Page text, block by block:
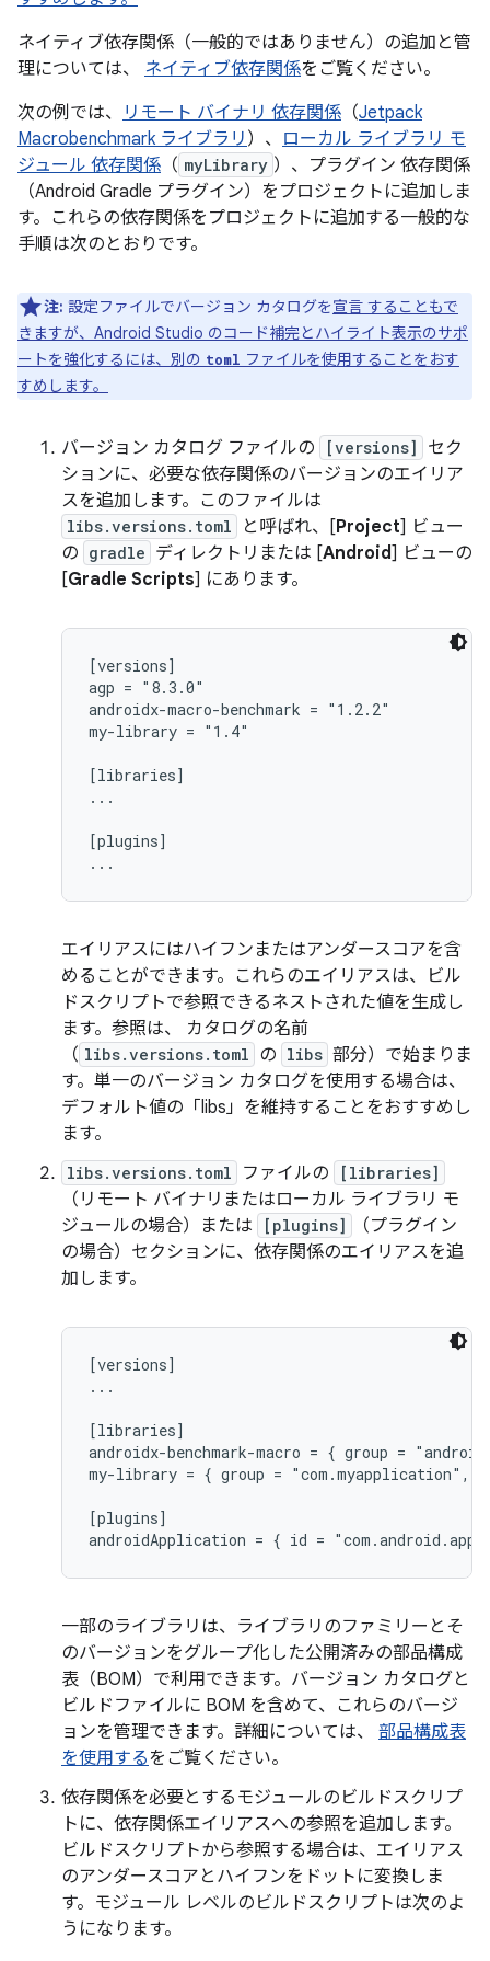
ネイティブ依存関係（一般的ではありません）の追加と管
理については、 ネイティブ依存関係をご覧ください。
次の例では、
リモート バイナリ 依存関係 （Jetpack
Macrobenchmark ライブラリ ）、 ローカル ライブラリ モ
ジュール 依存関係 （ myLibrary ）、プラグイン 依存関係
（Android Gradle プラグイン）をプロジェクトに追加しま
す。これらの依存関係をプロジェクトに追加する一般的な
手順は次のとおりです。
注: 設定ファイルでバージョン カタログを宣言 することもで
きますが、Android Studio のコード補完とハイライト表示のサポ
ートを強化するには、別の toml ファイルを使用することをおす
すめします。
バージョン カタログ ファイルの [versions]
セク
ションに、必要な依存関係のバージョンのエイリア
スを追加します。このファイルは
libs.versions.toml と呼ばれ、[Project] ビュー
の gradle ディレクトリまたは [Android] ビューの
[Gradle Scripts] にあります。
[versions]
agp = "8.3.0"
androidx-macro-benchmark = "1.2.2"
my-library = "1.4"
[libraries]
...
[plugins]
エイリアスにはハイフンまたはアンダースコアを含
めることができます。これらのエイリアスは、ビル
ドスクリプトで参照できるネストされた値を生成し
ます。参照は、 カタログの名前
（ libs.versions.toml の libs 部分）で始まりま
す。単一のバージョン カタログを使用する場合は、
デフォルト値の「libs」を維持することをおすすめし
ます。
libs.versions.toml ファイルの [libraries]
（リモート バイナリまたはローカル ライブラリ モ
ジュールの場合）または
[plugins]
（プラグイン
の場合）セクションに、依存関係のエイリアスを追
加します。
[versions]
...
[libraries]
androidx-benchmark-macro = { group =
my-library = { group =
[plugins]
一部のライブラリは、ライブラリのファミリーとそ
のバージョンをグループ化した公開済みの部品構成
表（BOM）で利用できます。バージョン カタログと
ビルドファイルに BOM を含めて、これらのバージ
ョンを管理できます。詳細については、 部品構成表
を使用するをご覧ください。
依存関係を必要とするモジュールのビルドスクリプ
トに、依存関係エイリアスへの参照を追加します。
ビルドスクリプトから参照する場合は、エイリアス
のアンダースコアとハイフンをドットに変換しま
す。モジュール レベルのビルドスクリプトは次のよ
うになります。